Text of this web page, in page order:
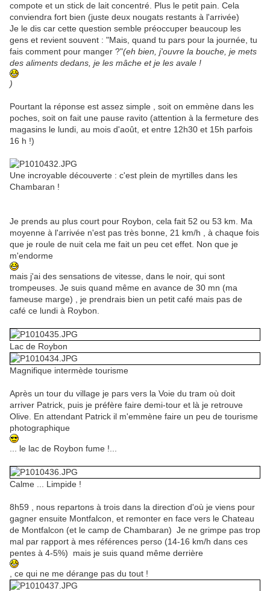
compote et un stick de lait concentré. Plus le petit pain. Cela
conviendra fort bien (juste deux nougats restants à l'arrivée)
Je le dis car cette question semble préoccuper beaucoup les
gens et revient souvent : "Mais, quand tu pars pour la journée, tu
fais comment pour manger ?"(eh bien, j'ouvre la bouche, je mets
des aliments dedans, je les mâche et je les avale !
)
Pourtant la réponse est assez simple , soit on emmène dans les
poches, soit on fait une pause ravito (attention à la fermeture des
magasins le lundi, au mois d'août, et entre 12h30 et 15h parfois
16 h !)
Une incroyable découverte : c'est plein de myrtilles dans les
Chambaran !
Je prends au plus court pour Roybon, cela fait 52 ou 53 km. Ma
moyenne à l'arrivée n'est pas très bonne, 21 km/h , à chaque fois
que je roule de nuit cela me fait un peu cet effet. Non que je
m'endorme
mais j'ai des sensations de vitesse, dans le noir, qui sont
trompeuses. Je suis quand même en avance de 30 mn (ma
fameuse marge) , je prendrais bien un petit café mais pas de
café ce lundi à Roybon.
Lac de Roybon
Magnifique intermède tourisme
Après un tour du village je pars vers la Voie du tram où doit
arriver Patrick, puis je préfère faire demi-tour et là je retrouve
Olive. En attendant Patrick il m'emmène faire un peu de tourisme
photographique
... le lac de Roybon fume !...
Calme ... Limpide !
8h59 , nous repartons à trois dans la direction d'où je viens pour
gagner ensuite Montfalcon, et remonter en face vers le Chateau
de Montfalcon (et le camp de Chambaran) Je ne grimpe pas trop
mal par rapport à mes références perso (14-16 km/h dans ces
pentes à 4-5%) mais je suis quand même derrière
, ce qui ne me dérange pas du tout !